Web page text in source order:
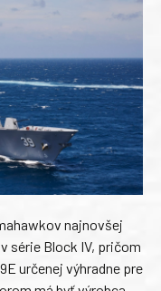
najnovšej
série Block IV, pričom
určenej výhradne pre